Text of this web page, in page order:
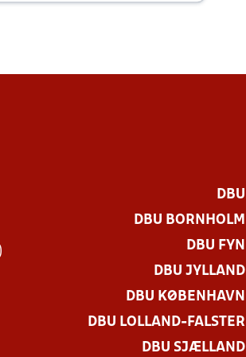
DBU
DBU BORNHOLM
DBU FYN
DBU JYLLAND
DBU KØBENHAVN
DBU LOLLAND-FALSTER
DBU SJÆLLAND